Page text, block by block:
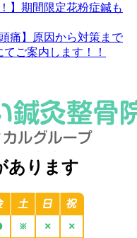
】期間限定花粉症鍼も
痛】原因から対策まで
ご案内します！！